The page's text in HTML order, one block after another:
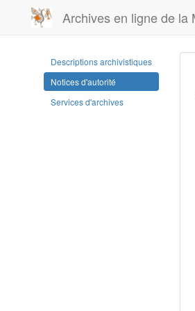
Archives en ligne de la
Descriptions archivistiques
Notices d'autorité
Services d'archives